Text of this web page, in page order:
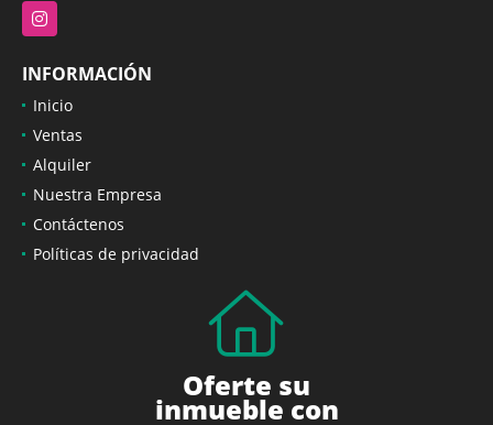
Instagram
INFORMACIÓN
Inicio
Ventas
Alquiler
Nuestra Empresa
Contáctenos
Políticas de privacidad
Oferte su
inmueble con